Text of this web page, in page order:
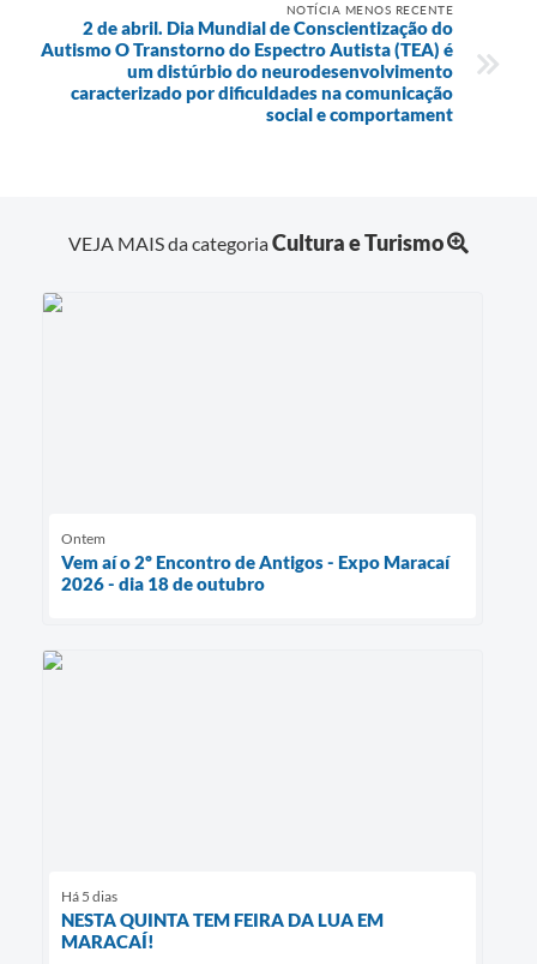
NOTÍCIA MENOS RECENTE
2 de abril. Dia Mundial de Conscientização do
Autismo O Transtorno do Espectro Autista (TEA) é
um distúrbio do neurodesenvolvimento
caracterizado por dificuldades na comunicação
social e comportament
VEJA MAIS da categoriaCultura e Turismo
Ontem
Vem aí o 2º Encontro de Antigos - Expo Maracaí
2026 - dia 18 de outubro
Há 5 dias
NESTA QUINTA TEM FEIRA DA LUA EM
MARACAÍ!